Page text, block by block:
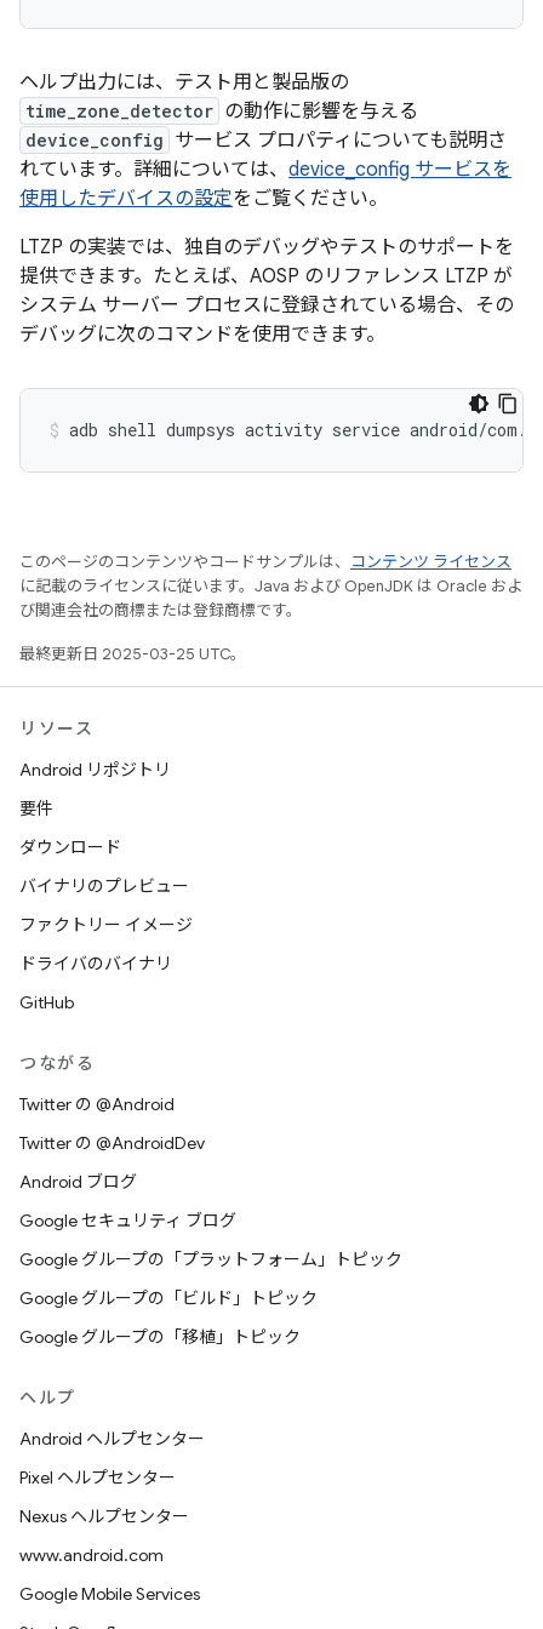
ヘルプ出力には、テスト用と製品版の
time_zone_detector の動作に影響を与える
device_config サービス プロパティについても説明さ
れています。詳細については、 device_config サービスを
使用したデバイスの設定をご覧ください。
LTZP の実装では、独自のデバッグやテストのサポートを
提供できます。たとえば、AOSP のリファレンス LTZP が
システム サーバー プロセスに登録されている場合、その
デバッグに次のコマンドを使用できます。
adb shell dumpsys activity service android/
このページのコンテンツやコードサンプルは、
コンテンツ ライセンス
に記載のライセンスに従います。Java および OpenJDK は Oracle およ
び関連会社の商標または登録商標です。
最終更新日 2025-03-25 UTC。
リソース
Android リポジトリ
要件
ダウンロード
バイナリのプレビュー
ファクトリー イメージ
ドライバのバイナリ
GitHub
つながる
Twitter の @Android
Twitter の @AndroidDev
Android ブログ
Google セキュリティ ブログ
Google グループの「プラットフォーム」トピック
Google グループの「ビルド」トピック
Google グループの「移植」トピック
ヘルプ
Android ヘルプセンター
Pixel ヘルプセンター
Nexus ヘルプセンター
www.android.com
Google Mobile Services